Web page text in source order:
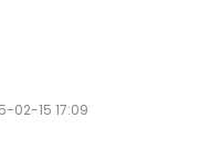
02-15 17:09